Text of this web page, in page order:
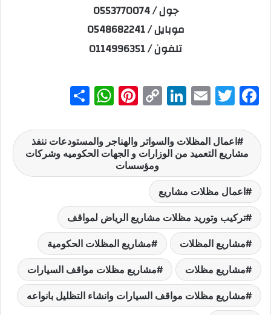
جول / 0553770074
موبايل / 0548682241
تلفون / 0114996351
F
c
e
b
o
o
k
T
itt
er
E
ai
l
Li
k
e
dI
n
C
p
y
Li
k
Pi
er
e
st
W
at
s
A
p
ar
e
اعمال المظلات والسواتر والهناجر والمستودعات ننفذ
مشاريع التعميد من الوزارات و الجهات الحكوميه وشركات
ومؤسسات
اعمال مظلات مشاريع
تركيب وتوريد مظلات مشاريع الرياض لمواقف
مشاريع المظلات مشاريع المظلات الحكومية
مشاريع مظلات مشاريع مظلات مواقف السيارات
مشاريع مظلات مواقف السيارات وانشاء التظليل بانواعه